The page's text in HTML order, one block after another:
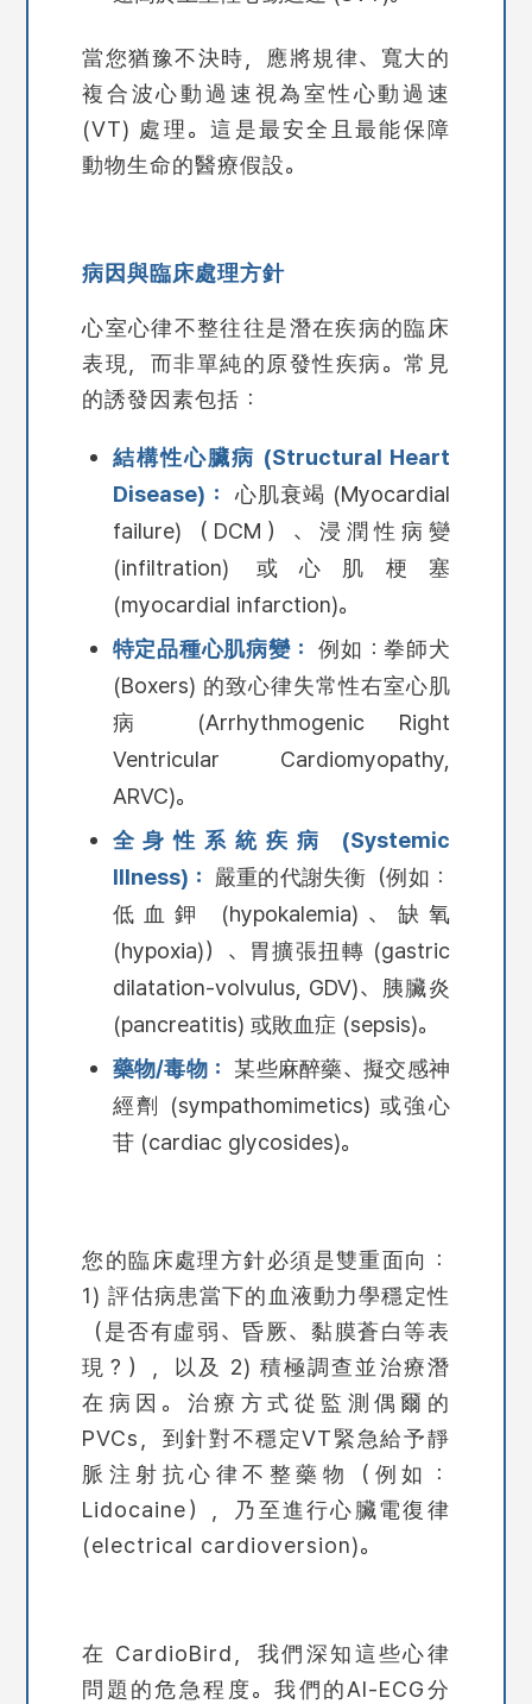
當您猶豫不決時，應將規律、寬大的
複合波心動過速視為室性心動過速
(VT) 處理。這是最安全且最能保障
動物生命的醫療假設。
病因與臨床處理方針
心室心律不整往往是潛在疾病的臨床
表現，而非單純的原發性疾病。常見
的誘發因素包括：
結構性心臟病 (Structural Heart
Disease)： 心肌衰竭 (Myocardial
failure)（DCM）、浸潤性病變
(infiltration) 或心肌梗塞
(myocardial infarction)。
特定品種心肌病變： 例如：拳師犬
(Boxers) 的致心律失常性右室心肌
病 (Arrhythmogenic Right
Ventricular Cardiomyopathy,
ARVC)。
全身性系統疾病 (Systemic
Illness)： 嚴重的代謝失衡（例如：
低血鉀 (hypokalemia)、缺氧
(hypoxia)）、胃擴張扭轉 (gastric
dilatation-volvulus, GDV)、胰臟炎
(pancreatitis) 或敗血症 (sepsis)。
藥物/毒物： 某些麻醉藥、擬交感神
經劑 (sympathomimetics) 或強心
苷 (cardiac glycosides)。
您的臨床處理方針必須是雙重面向：
1) 評估病患當下的血液動力學穩定性
（是否有虛弱、昏厥、黏膜蒼白等表
現？），以及 2) 積極調查並治療潛
在病因。治療方式從監測偶爾的
PVCs，到針對不穩定VT緊急給予靜
脈注射抗心律不整藥物（例如：
Lidocaine），乃至進行心臟電復律
(electrical cardioversion)。
在 CardioBird，我們深知這些心律
問題的危急程度。我們的AI-ECG分